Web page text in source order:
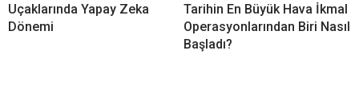
Uçaklarında Yapay Zeka
Dönemi
Tarihin En Büyük Hava İkmal
Operasyonlarından Biri Nasıl
Başladı?